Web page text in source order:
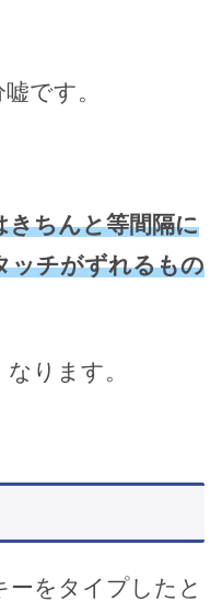
です。
きちんと等間隔に
ッチがずれるもの
ります。
ーをタイプしたと